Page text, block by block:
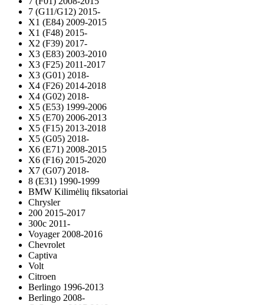
7 (G11/G12) 2015-
X1 (E84) 2009-2015
X1 (F48) 2015-
X2 (F39) 2017-
X3 (E83) 2003-2010
X3 (F25) 2011-2017
X3 (G01) 2018-
X4 (F26) 2014-2018
X4 (G02) 2018-
X5 (E53) 1999-2006
X5 (E70) 2006-2013
X5 (F15) 2013-2018
X5 (G05) 2018-
X6 (E71) 2008-2015
X6 (F16) 2015-2020
X7 (G07) 2018-
8 (E31) 1990-1999
BMW Kilimėlių fiksatoriai
Chrysler
200 2015-2017
300c 2011-
Voyager 2008-2016
Chevrolet
Captiva
Volt
Citroen
Berlingo 1996-2013
Berlingo 2008-